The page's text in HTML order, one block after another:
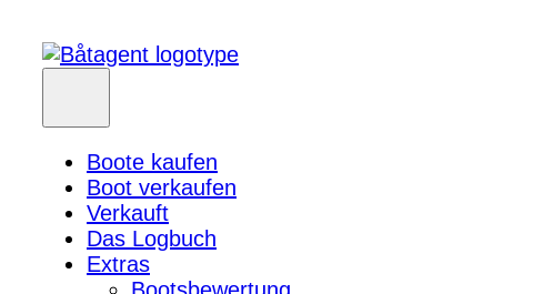
Boote kaufen
Boot verkaufen
Verkauft
Das Logbuch
Extras